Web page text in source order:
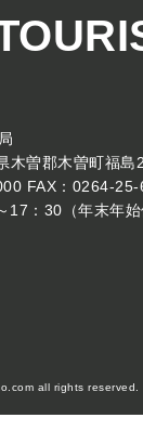
木曽郡木曽町福島
FAX：0264-25-
17：30（年末年始
all rights reserved.